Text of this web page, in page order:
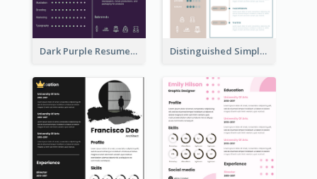
Dark Purple Resume Distinguished Simple Professional Resume